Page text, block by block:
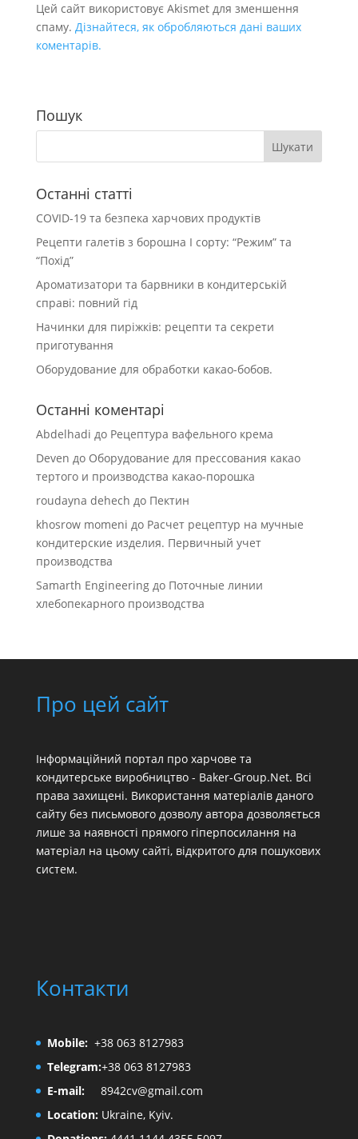
Цей сайт використовує Akismet для зменшення
спаму. Дізнайтеся, як обробляються дані ваших
коментарів.
Пошук
Останні статті
COVID-19 та безпека харчових продуктів
Рецепти галетів з борошна І сорту: “Режим” та
“Похід”
Ароматизатори та барвники в кондитерській
справі: повний гід
Начинки для пиріжків: рецепти та секрети
приготування
Оборудование для обработки какао-бобов.
Останні коментарі
Abdelhadi до Рецептура вафельного крема
Deven до Оборудование для прессования какао
тертого и производства какао-порошка
roudayna dehech до Пектин
khosrow momeni до Расчет рецептур на мучные
кондитерские изделия. Первичный учет
производства
Samarth Engineeringдо Поточные линии
хлебопекарного производства
Про цей сайт
Інформаційний портал про харчове та
кондитерське виробництво - Baker-Group.Net. Всі
права захищені. Використання матеріалів даного
сайту без письмового дозволу автора дозволяється
лише за наявності прямого гіперпосилання на
матеріал на цьому сайті, відкритого для пошукових
систем.
Контакти
Mobile: +38 063 8127983
Telegram:+38 063 8127983
E-mail:
8942cv@gmail.com
Location:Ukraine, Kyiv.